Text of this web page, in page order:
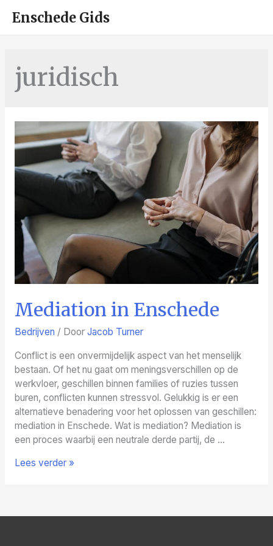
Enschede Gids
juridisch
Mediation in Enschede
Bedrijven / Door Jacob Turner
Conflict is een onvermijdelijk aspect van het menselijk
bestaan. Of het nu gaat om meningsverschillen op de
werkvloer, geschillen binnen families of ruzies tussen
buren, conflicten kunnen stressvol. Gelukkig is er een
alternatieve benadering voor het oplossen van geschillen:
mediation in Enschede. Wat is mediation? Mediation is
een proces waarbij een neutrale derde partij, de …
Mediation
Lees verder »